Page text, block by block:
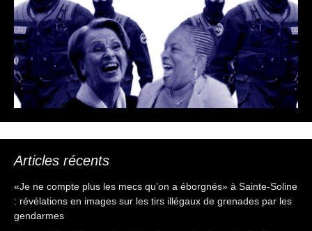
Articles récents
«Je ne compte plus les mecs qu’on a éborgnés» à Sainte-Soline
: révélations en images sur les tirs illégaux de grenades par les
gendarmes